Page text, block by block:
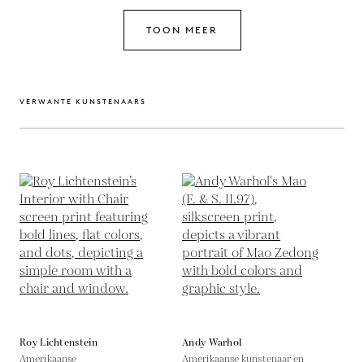
TOON MEER
VERWANTE KUNSTENAARS
Roy Lichtenstein
Amerikaanse
Andy Warhol
Amerikaanse kunstenaar en